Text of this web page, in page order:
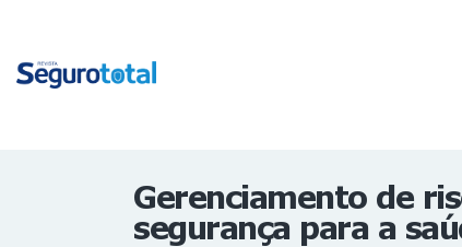
Gerenciamento de
segurança para a